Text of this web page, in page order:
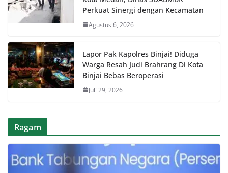
Perkuat Sinergi dengan Kecamatan
Agustus 6, 2026
Lapor Pak Kapolres Binjai! Diduga
Warga Resah Judi Brahrang Di Kota
Binjai Bebas Beroperasi
Juli 29, 2026
Ragam